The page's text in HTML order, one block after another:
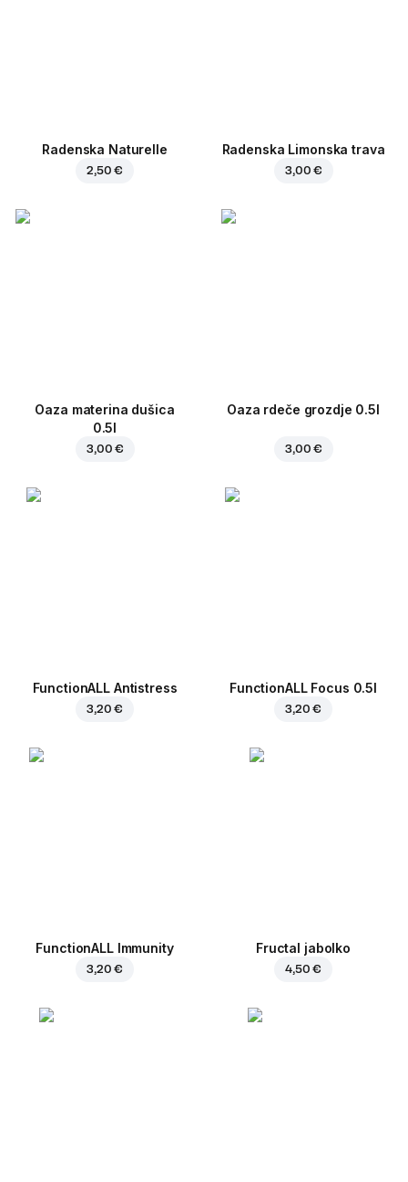
Radenska Naturelle
2,50 €
Radenska Limonska trava
3,00 €
Oaza materina dušica
0.5l
3,00 €
Oaza rdeče grozdje 0.5l
3,00 €
FunctionALL Antistress
3,20 €
FunctionALL Focus 0.5l
3,20 €
FunctionALL Immunity
3,20 €
Fructal jabolko
4,50 €